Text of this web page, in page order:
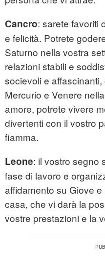
Cancro: sarete favoriti
e felicità. Potrete
Saturno nella vostra
relazioni stabili e
socievoli e
Mercurio e Venere
amore, potrete vivere
divertenti con il vostro
fiamma.
Leone: il vostro segno
fase di lavoro e
affidamento su Giove
casa, che vi darà la
vostre prestazioni e la